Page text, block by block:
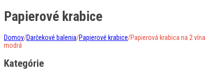
Papierové krabice
Domov/Darčekové balenia/Papierové krabice/Papierová krabica na 2 vína
modrá
Kategórie